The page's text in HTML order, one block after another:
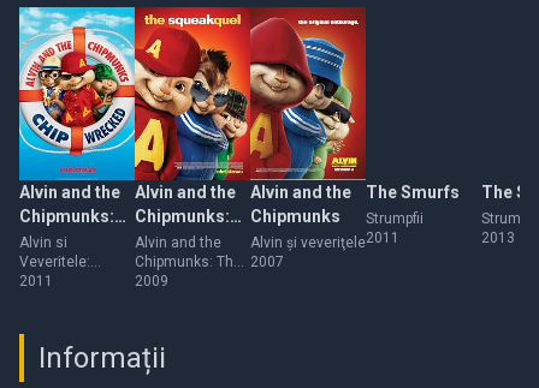
Alvin and the
Chipmunks:
Chipwrecked
Alvin si
Veveritele:
Naufragiati
2011
Alvin and the
Chipmunks:
The
Squeakquel
Alvin and the
Chipmunks: The
Squeakquel
2009
Alvin and the
Chipmunks
Alvin şi veveriţele
2007
The Smurfs
Strumpfii
2011
The
2013
Informații